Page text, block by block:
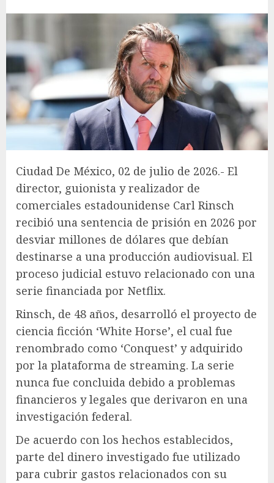
Ciudad De México, 02 de julio de 2026.- El
director, guionista y realizador de
comerciales estadounidense Carl Rinsch
recibió una sentencia de prisión en 2026 por
desviar millones de dólares que debían
destinarse a una producción audiovisual. El
proceso judicial estuvo relacionado con una
serie financiada por Netflix.
Rinsch, de 48 años, desarrolló el proyecto de
ciencia ficción ‘White Horse’, el cual fue
renombrado como ‘Conquest’ y adquirido
por la plataforma de streaming. La serie
nunca fue concluida debido a problemas
financieros y legales que derivaron en una
investigación federal.
De acuerdo con los hechos establecidos,
parte del dinero investigado fue utilizado
para cubrir gastos relacionados con su